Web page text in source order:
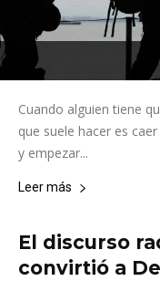
Cuando alguien tiene
que suele hacer es
y empezar...
Leer más
El discurso
convirtió a